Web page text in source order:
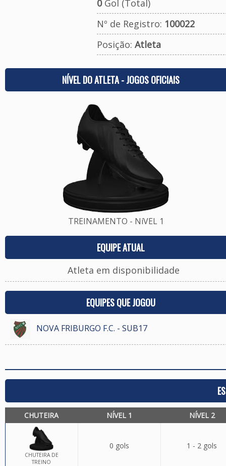
0Gol (Total)
Nº de Registro: 100022
Posição: Atleta
NÍVEL DO ATLETA - JOGOS OFICIAIS
TREINAMENTO - NíVEL 1
EQUIPE ATUAL
Atleta em disponibilidade
EQUIPES QUE JOGOU
NOVA FRIBURGO F.C. - SUB17
CHUTEIRA NÍVEL 1 NÍVEL 2
CHUTEIRA DE
TREINO
0 gols 1 - 2 gols